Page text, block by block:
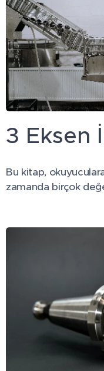
3 Eksen
Bu kitap,
zamanda birçok